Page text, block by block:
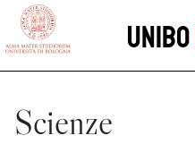
vai al contenuto della pagina
Unibo
Scienze